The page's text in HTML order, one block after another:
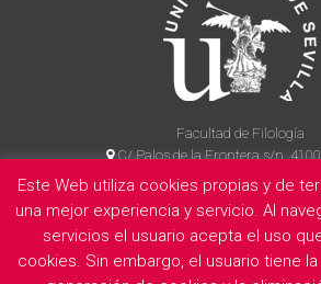
Facultad de Filología
C/ Palos de la Frontera s/n,
954 55 14 90
La Facultad Información legal Politica
Este Web utiliza cookies propias y de
una mejor experiencia y servicio. Al
servicios el usuario acepta el uso
cookies. Sin embargo, el usuario tiene